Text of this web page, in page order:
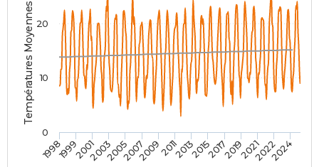
Destinations
City break
Voyage nature
Voyage de noces
Forum
Climat
PHOTO
GUIDES D'ACHAT
BONS PLANS
CARTE DE VOEUX
Carte de Noël
Carte Bonne année
Carte Saint-Valentin
Carte Pâques
Carte d'anniversaire
DICTIONNAIRE
Dictionnaire
Biographies
Citations
Expressions
Proverbes
PROGRAMME TV
Températures Moyennes ( °C )
199819992001200320052007200920112013201520172019202120222024
0
10
20